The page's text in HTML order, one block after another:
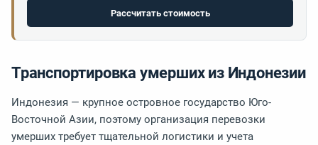
Рассчитать стоимость
Транспортировка умерших из Индонезии
Индонезия — крупное островное государство Юго-
Восточной Азии, поэтому организация перевозки
умерших требует тщательной логистики и учета